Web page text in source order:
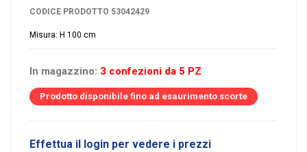
CODICE PRODOTTO 53042429
Misura: H 100 cm
In magazzino: 3 confezioni da 5 PZ
Prodotto disponibile fino ad esaurimento scorte
Effettua il login per vedere i prezzi